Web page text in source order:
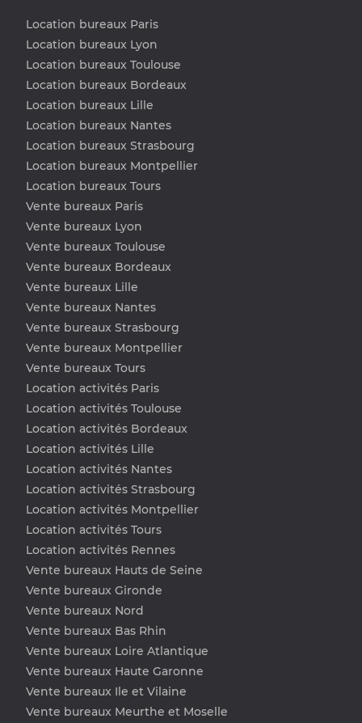
Location bureaux Paris
Location bureaux Lyon
Location bureaux Toulouse
Location bureaux Bordeaux
Location bureaux Lille
Location bureaux Nantes
Location bureaux Strasbourg
Location bureaux Montpellier
Location bureaux Tours
Vente bureaux Paris
Vente bureaux Lyon
Vente bureaux Toulouse
Vente bureaux Bordeaux
Vente bureaux Lille
Vente bureaux Nantes
Vente bureaux Strasbourg
Vente bureaux Montpellier
Vente bureaux Tours
Location activités Paris
Location activités Toulouse
Location activités Bordeaux
Location activités Lille
Location activités Nantes
Location activités Strasbourg
Location activités Montpellier
Location activités Tours
Location activités Rennes
Vente bureaux Hauts de Seine
Vente bureaux Gironde
Vente bureaux Nord
Vente bureaux Bas Rhin
Vente bureaux Loire Atlantique
Vente bureaux Haute Garonne
Vente bureaux Ile et Vilaine
Vente bureaux Meurthe et Moselle